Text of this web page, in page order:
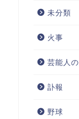
未分類
火事
芸能人
訃報
野球